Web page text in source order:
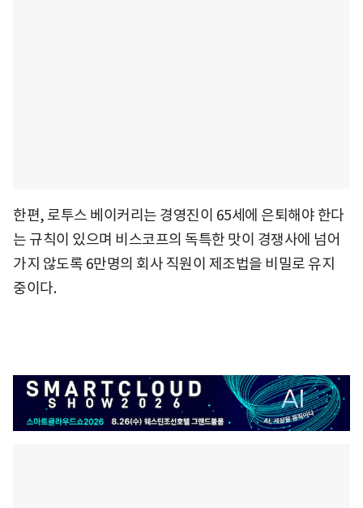
한편, 로투스 베이커리는 경영진이 65세에 은퇴해야 한다
는 규칙이 있으며 비스코프의 독특한 맛이 경쟁사에 넘어
가지 않도록 6만명의 회사 직원이 제조법을 비밀로 유지
중이다.